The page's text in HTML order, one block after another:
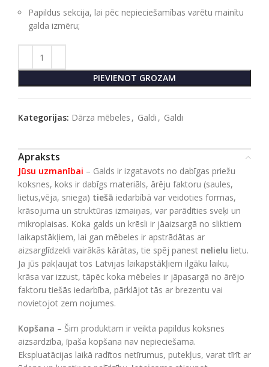
Papildus sekcija, lai pēc nepieciešamības varētu mainītu
galda izmēru;
PIEVIENOT GROZAM
Kategorijas: Dārza mēbeles , Galdi , Galdi
Apraksts
Jūsu uzmanībai – Galds ir izgatavots no dabīgas priežu
koksnes, koks ir dabīgs materiāls, ārēju faktoru (saules,
lietus,vēja, sniega) tiešā iedarbībā var veidoties formas,
krāsojuma un struktūras izmaiņas, var parādīties sveķi un
mikroplaisas. Koka galds un krēsli ir jāaizsargā no sliktiem
laikapstākļiem, lai gan mēbeles ir apstrādātas ar
aizsarglīdzekli vairākās kārātas, tie spēj panest nelielu lietu.
Ja jūs pakļaujat tos Latvijas laikapstākļiem ilgāku laiku,
krāsa var izzust, tāpēc koka mēbeles ir jāpasargā no ārējo
faktoru tiešās iedarbība, pārklājot tās ar brezentu vai
novietojot zem nojumes.
Kopšana – Šim produktam ir veikta papildus koksnes
aizsardzība, īpaša kopšana nav nepieciešama.
Ekspluatācijas laikā radītos netīrumus, putekļus, varat tīrīt ar